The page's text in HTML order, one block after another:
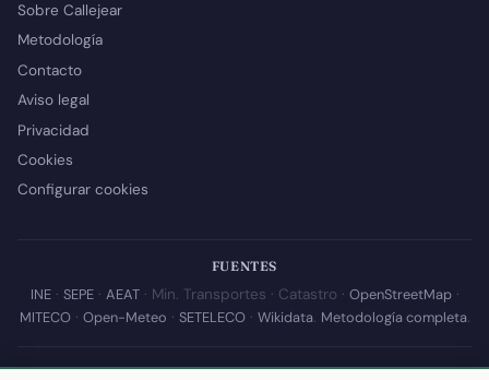
Sobre Callejear
Metodología
Contacto
Aviso legal
Privacidad
Cookies
Configurar cookies
FUENTES
INE· SEPE· AEAT· Min. Transportes · Catastro · OpenStreetMap·
MITECO· Open-Meteo · SETELECO· Wikidata. Metodología completa.